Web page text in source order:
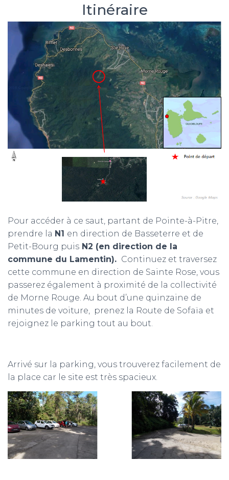
Itinéraire
Pour accéder à ce saut, partant de Pointe-à-Pitre,
prendre la N1 en direction de Basseterre et de
Petit-Bourg puis N2 (en direction de la
commune du Lamentin). Continuez et traversez
cette commune en direction de Sainte Rose, vous
passerez également à proximité de la collectivité
de Morne Rouge. Au bout d’une quinzaine de
minutes de voiture, prenez la Route de Sofaïa et
rejoignez le parking tout au bout.
Arrivé sur la parking, vous trouverez facilement de
la place car le site est très spacieux.